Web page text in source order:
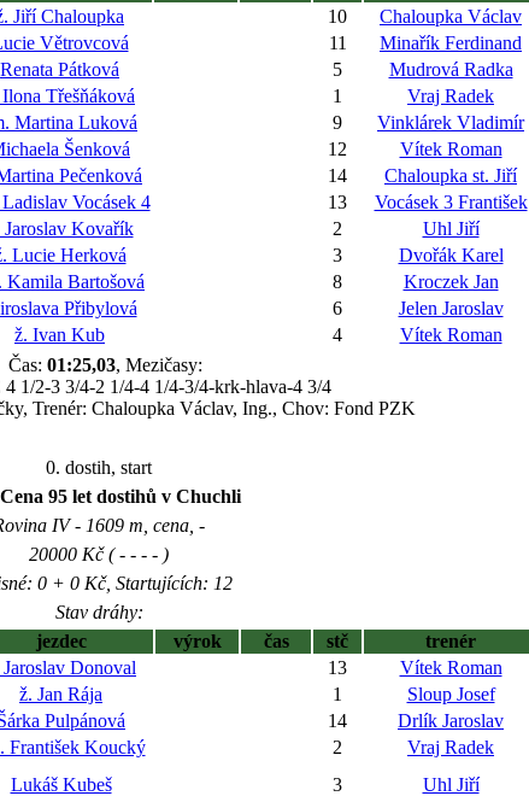
Jiří Chaloupka 10 Chaloupka Václav
Větrovcová 11 Minařík Ferdinand
Renata Pátková 5 Mudrová Radka
Třešňáková 1 Vraj Radek
Martina Luková 9 Vinklárek Vladimír
Šenková 12 Vítek Roman
Pečenková 14 Chaloupka st. Jiří
Vocásek 4 13 Vocásek 3 František
Jaroslav Kovařík 2 Uhl Jiří
Lucie Herková 3 Dvořák Karel
Kamila Bartošová 8 Kroczek Jan
Přibylová 6 Jelen Jaroslav
ž. Ivan Kub 4 Vítek Roman
Čas: 01:25,03, Mezičasy:
1/2-3 3/4-2 1/4-4 1/4-3/4-krk-hlava-4 3/4
Trenér: Chaloupka Václav, Ing., Chov: Fond PZK
0. dostih, start
95 let dostihů v Chuchli
IV - 1609 m, cena, -
20000 Kč ( - - - - )
0 + 0 Kč, Startujících: 12
Stav dráhy:
jezdec výrok čas stč trenér
Jaroslav Donoval 13 Vítek Roman
ž. Jan Rája 1 Sloup Josef
Pulpánová 14 Drlík Jaroslav
František Koucký 2 Vraj Radek
Lukáš Kubeš 3 Uhl Jiří